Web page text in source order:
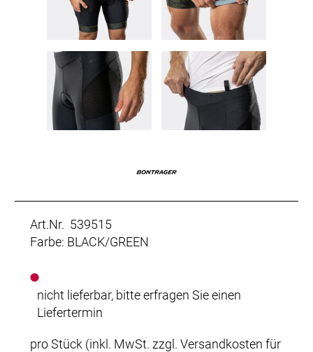
Art.Nr. 539515
Farbe: BLACK/GREEN
nicht lieferbar, bitte erfragen Sie einen
Liefertermin
pro Stück (inkl. MwSt. zzgl. Versandkosten für